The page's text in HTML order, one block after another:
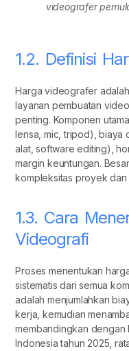
videografer
1.2. Definisi
Harga videografer
layanan pembuatan
penting. Komponen
lensa, mic, tripod), biaya
alat, software editing),
margin keuntungan.
kompleksitas proyek
1.3. Cara
Videografi
Proses menentukan
sistematis dari semua
adalah menjumlahkan
kerja, kemudian
membandingkan dengan
Indonesia tahun 2025,